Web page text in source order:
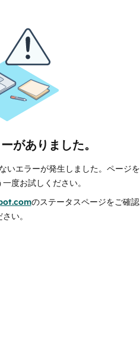
がありました。
いエラーが発生しました。ページを
度お試しください。
のステータスページをご確認
さい。